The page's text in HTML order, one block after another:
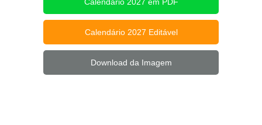
Calendário 2027 em PDF
Calendário 2027 Editável
Download da Imagem